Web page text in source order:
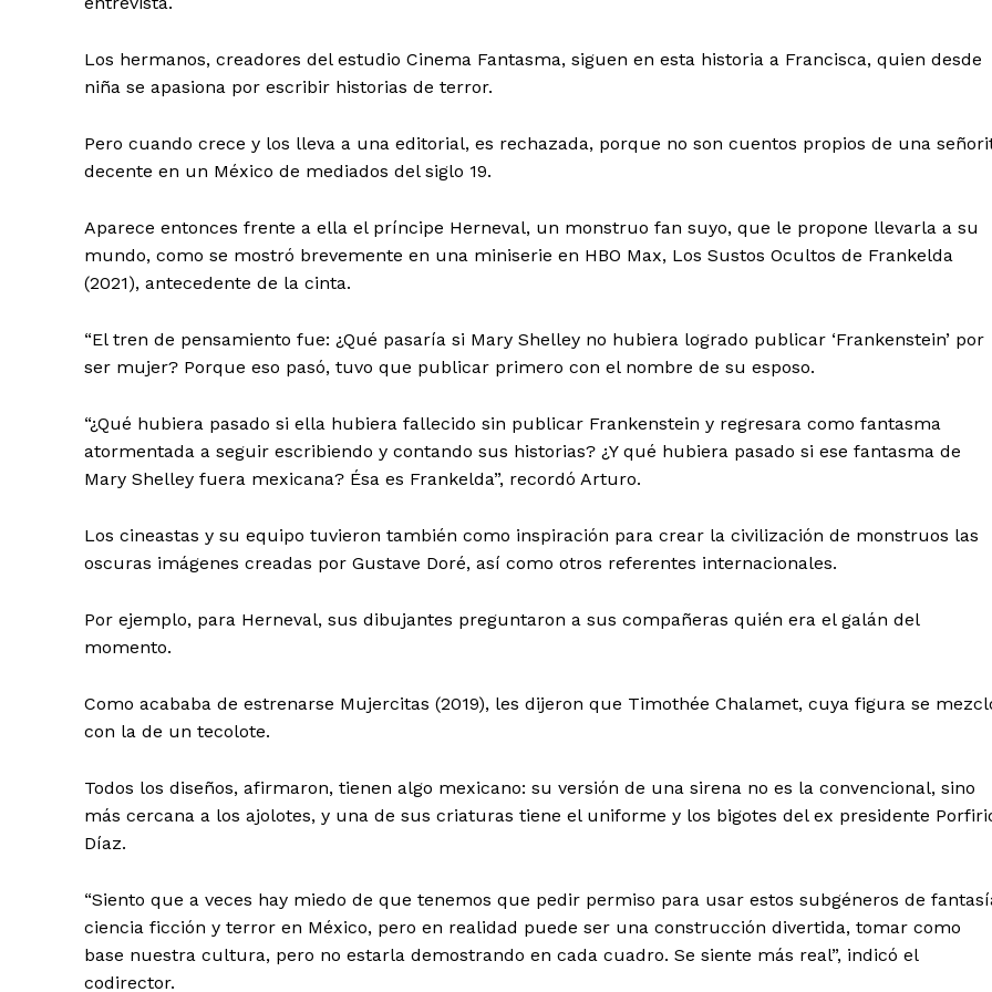
Los hermanos, creadores del estudio Cinema Fantasma, siguen en esta historia a Francisca, quien desde
niña se apasiona por escribir historias de terror.
Pero cuando crece y los lleva a una editorial, es rechazada, porque no son cuentos propios de una
decente en un México de mediados del siglo 19.
Aparece entonces frente a ella el príncipe Herneval, un monstruo fan suyo, que le propone llevarla a su
mundo, como se mostró brevemente en una miniserie en HBO Max, Los Sustos Ocultos de Frankelda
(2021), antecedente de la cinta.
“El tren de pensamiento fue: ¿Qué pasaría si Mary Shelley no hubiera logrado publicar ‘Frankenstein’ por
ser mujer? Porque eso pasó, tuvo que publicar primero con el nombre de su esposo.
“¿Qué hubiera pasado si ella hubiera fallecido sin publicar Frankenstein y regresara como fantasma
atormentada a seguir escribiendo y contando sus historias? ¿Y qué hubiera pasado si ese fantasma de
Mary Shelley fuera mexicana? Ésa es Frankelda”, recordó Arturo.
Los cineastas y su equipo tuvieron también como inspiración para crear la civilización de monstruos las
oscuras imágenes creadas por Gustave Doré, así como otros referentes internacionales.
Por ejemplo, para Herneval, sus dibujantes preguntaron a sus compañeras quién era el galán del
momento.
Como acababa de estrenarse Mujercitas (2019), les dijeron que Timothée Chalamet, cuya figura se
con la de un tecolote.
Todos los diseños, afirmaron, tienen algo mexicano: su versión de una sirena no es la convencional, sino
más cercana a los ajolotes, y una de sus criaturas tiene el uniforme y los bigotes del ex presidente
Díaz.
“Siento que a veces hay miedo de que tenemos que pedir permiso para usar estos subgéneros de
ciencia ficción y terror en México, pero en realidad puede ser una construcción divertida, tomar como
base nuestra cultura, pero no estarla demostrando en cada cuadro. Se siente más real”, indicó el
codirector.